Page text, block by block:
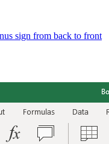
sign from back to front